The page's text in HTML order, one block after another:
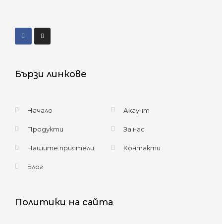
Бързи линкове
Начало
Продукти
Нашите приятели
Блог
Акаунт
За нас
Контакти
Политики на сайта